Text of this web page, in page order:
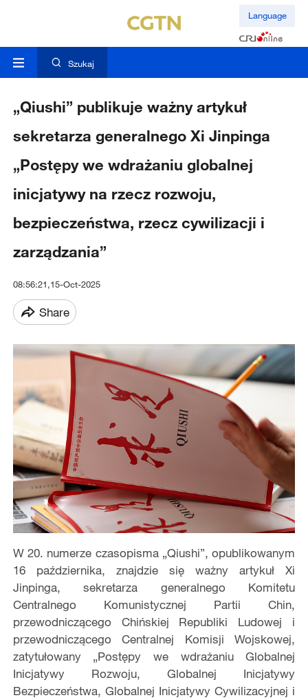
Language
Szukaj
„Qiushi” publikuje ważny artykuł
sekretarza generalnego Xi Jinpinga
„Postępy we wdrażaniu globalnej
inicjatywy na rzecz rozwoju,
bezpieczeństwa, rzecz cywilizacji i
zarządzania”
08:56:21,15-Oct-2025
Share
W 20. numerze czasopisma „Qiushi”, opublikowanym
16 października, znajdzie się ważny artykuł Xi
Jinpinga, sekretarza generalnego Komitetu
Centralnego Komunistycznej Partii Chin,
przewodniczącego Chińskiej Republiki Ludowej i
przewodniczącego Centralnej Komisji Wojskowej,
zatytułowany „Postępy we wdrażaniu Globalnej
Inicjatywy Rozwoju, Globalnej Inicjatywy
Bezpieczeństwa, Globalnej Inicjatywy Cywilizacyjnej i